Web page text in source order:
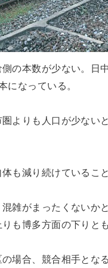
の本数が少ない。日
になっている。
よりも人口が少ない
も減り続けているこ
混雑がまったくないか
も博多方面の下りと
場合、競合相手とな